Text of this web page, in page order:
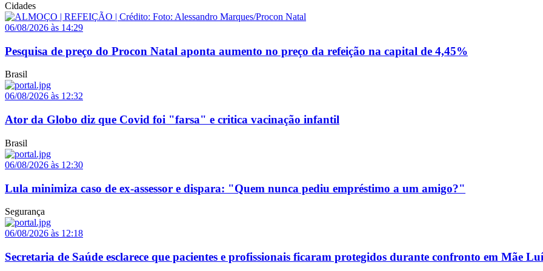
Cidades
06/08/2026 às 14:29
Pesquisa de preço do Procon Natal aponta aumento no preço da refeição na capital de 4,45%
Brasil
06/08/2026 às 12:32
Ator da Globo diz que Covid foi "farsa" e critica vacinação infantil
Brasil
06/08/2026 às 12:30
Lula minimiza caso de ex-assessor e dispara: "Quem nunca pediu empréstimo a um amigo?"
Segurança
06/08/2026 às 12:18
Secretaria de Saúde esclarece que pacientes e profissionais ficaram protegidos durante confronto em Mãe